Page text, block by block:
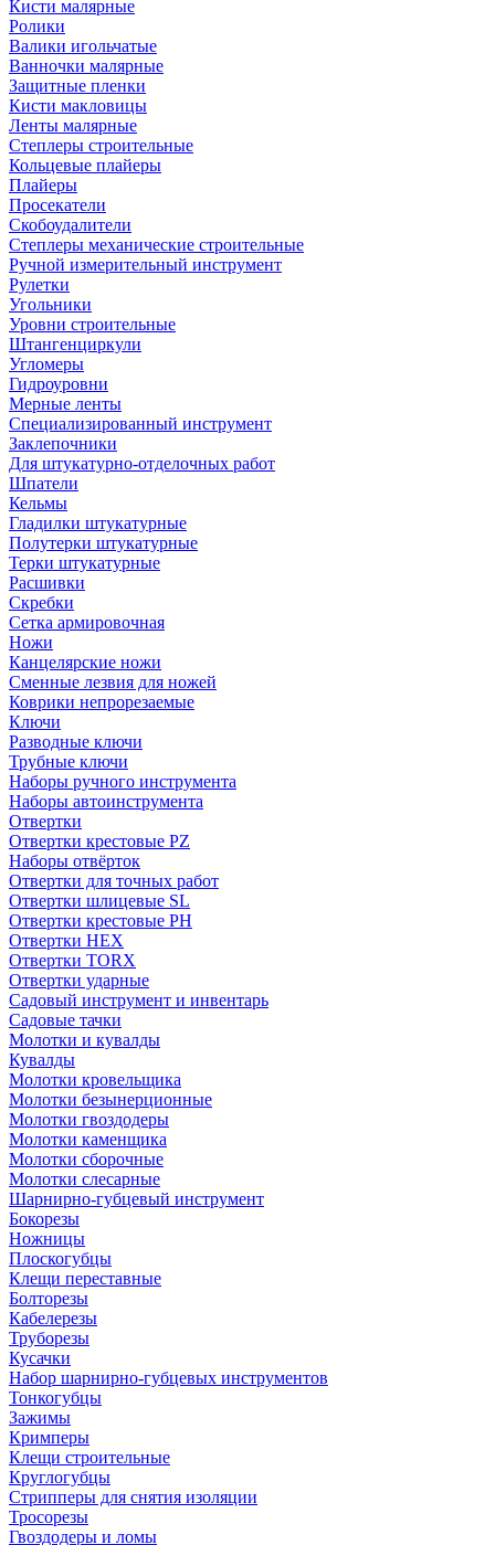
Кисти малярные
Ролики
Валики игольчатые
Ванночки малярные
Защитные пленки
Кисти макловицы
Ленты малярные
Степлеры строительные
Кольцевые плайеры
Плайеры
Просекатели
Скобоудалители
Степлеры механические строительные
Ручной измерительный инструмент
Рулетки
Угольники
Уровни строительные
Штангенциркули
Угломеры
Гидроуровни
Мерные ленты
Специализированный инструмент
Заклепочники
Для штукатурно-отделочных работ
Шпатели
Кельмы
Гладилки штукатурные
Полутерки штукатурные
Терки штукатурные
Расшивки
Скребки
Сетка армировочная
Ножи
Канцелярские ножи
Сменные лезвия для ножей
Коврики непрорезаемые
Ключи
Разводные ключи
Трубные ключи
Наборы ручного инструмента
Наборы автоинструмента
Отвертки
Отвертки крестовые PZ
Наборы отвёрток
Отвертки для точных работ
Отвертки шлицевые SL
Отвертки крестовые PH
Отвертки HEX
Отвертки TORX
Отвертки ударные
Садовый инструмент и инвентарь
Садовые тачки
Молотки и кувалды
Кувалды
Молотки кровельщика
Молотки безынерционные
Молотки гвоздодеры
Молотки каменщика
Молотки сборочные
Молотки слесарные
Шарнирно-губцевый инструмент
Бокорезы
Ножницы
Плоскогубцы
Клещи переставные
Болторезы
Кабелерезы
Труборезы
Кусачки
Набор шарнирно-губцевых инструментов
Тонкогубцы
Зажимы
Кримперы
Клещи строительные
Круглогубцы
Стрипперы для снятия изоляции
Тросорезы
Гвоздодеры и ломы